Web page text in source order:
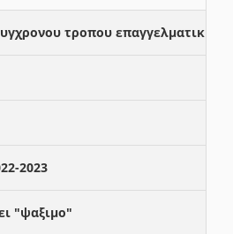
τροπου επαγγελματικης
2023
"ψαξιμο"